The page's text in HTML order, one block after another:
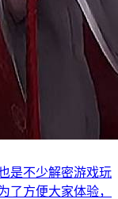
是不少解密游戏玩
了方便大家体验，